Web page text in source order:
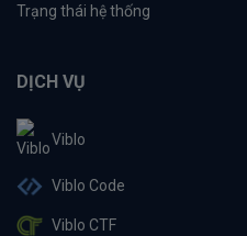
Trạng thái hệ thống
DỊCH VỤ
Viblo
Viblo Code
Viblo CTF